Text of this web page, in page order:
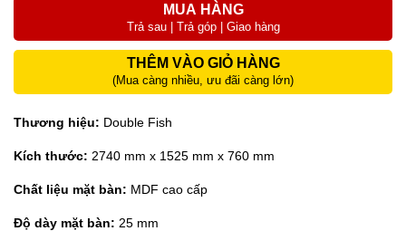
MUA HÀNG
Trả sau | Trả góp | Giao hàng
THÊM VÀO GIỎ HÀNG
(Mua càng nhiều, ưu đãi càng lớn)
Thương hiệu: Double Fish
Kích thước: 2740 mm x 1525 mm x 760 mm
Chất liệu mặt bàn: MDF cao cấp
Độ dày mặt bàn: 25 mm